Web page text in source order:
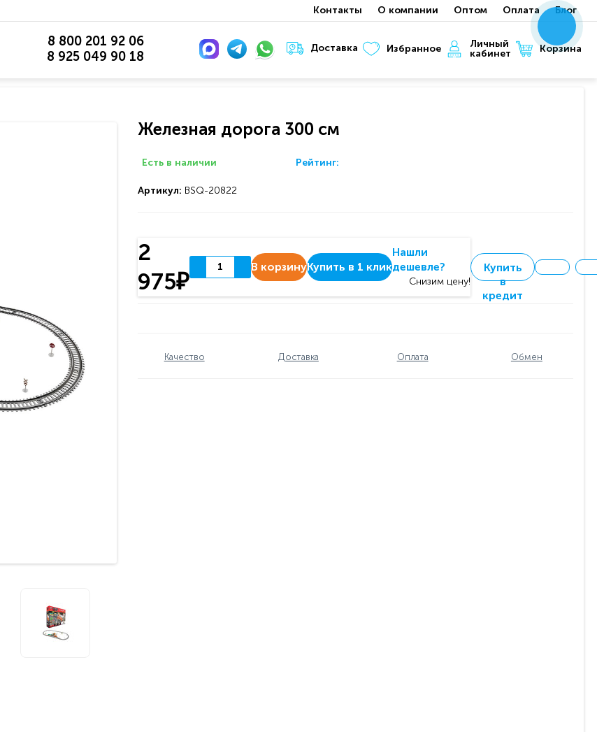
Контакты О компании Оптом Оплата Блог
8 800 201 92 06
8 925 049 90 18
Доставка Избранное
Личный
кабинет
Корзина
Железная дорога 300 см
Есть в наличии Рейтинг:
Артикул: BSQ-20822
2
975₽
В корзинуКупить в 1 клик
Нашли
дешевле?
Снизим цену!
Купить
в
кредит
Качество Доставка Оплата Обмен
xxx